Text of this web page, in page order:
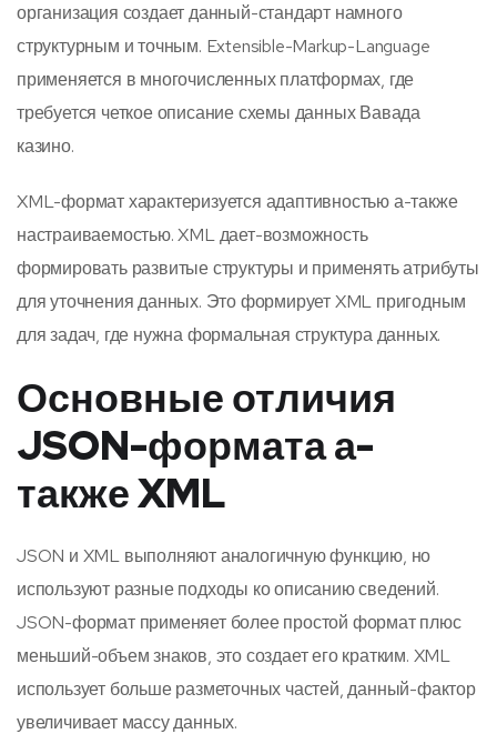
организация создает данный-стандарт намного
структурным и точным. Extensible-Markup-Language
применяется в многочисленных платформах, где
требуется четкое описание схемы данных Вавада
казино.
XML-формат характеризуется адаптивностью а-также
настраиваемостью. XML дает-возможность
формировать развитые структуры и применять атрибуты
для уточнения данных. Это формирует XML пригодным
для задач, где нужна формальная структура данных.
Основные отличия
JSON-формата а-
также XML
JSON и XML выполняют аналогичную функцию, но
используют разные подходы ко описанию сведений.
JSON-формат применяет более простой формат плюс
меньший-объем знаков, это создает его кратким. XML
использует больше разметочных частей, данный-фактор
увеличивает массу данных.